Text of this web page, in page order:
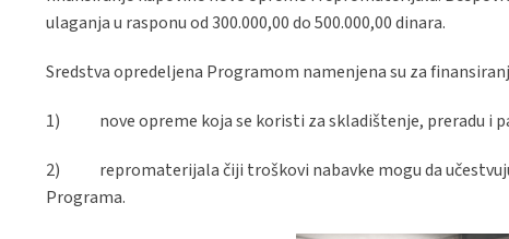
ulaganja u rasponu od 300.000,00 do 500.000,00 dinara.
Sredstva opredeljena Programom namenjena su za
1) nove opreme koja se koristi za skladištenje, preradu i
2) repromaterijala čiji troškovi nabavke mogu da učestvuju
Programa.